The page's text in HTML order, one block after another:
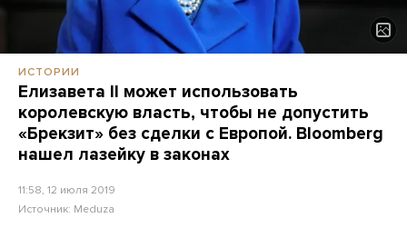
ИСТОРИИ
Елизавета II может использовать
королевскую власть, чтобы не допустить
«Брекзит» без сделки с Европой. Bloomberg
нашел лазейку в законах
11:58, 12 июля 2019
Источник: Meduza